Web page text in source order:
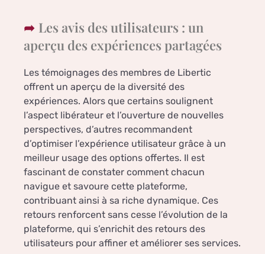
Les avis des utilisateurs : un
aperçu des expériences partagées
Les témoignages des membres de Libertic
offrent un aperçu de la diversité des
expériences. Alors que certains soulignent
l’aspect libérateur et l’ouverture de nouvelles
perspectives, d’autres recommandent
d’optimiser l’expérience utilisateur grâce à un
meilleur usage des options offertes. Il est
fascinant de constater comment chacun
navigue et savoure cette plateforme,
contribuant ainsi à sa riche dynamique. Ces
retours renforcent sans cesse l’évolution de la
plateforme, qui s’enrichit des retours des
utilisateurs pour affiner et améliorer ses services.